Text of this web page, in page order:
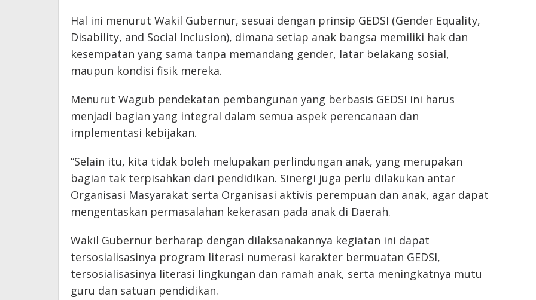
Hal ini menurut Wakil Gubernur, sesuai dengan prinsip GEDSI (Gender Equality,
Disability, and Social Inclusion), dimana setiap anak bangsa memiliki hak dan
kesempatan yang sama tanpa memandang gender, latar belakang sosial,
maupun kondisi fisik mereka.
Menurut Wagub pendekatan pembangunan yang berbasis GEDSI ini harus
menjadi bagian yang integral dalam semua aspek perencanaan dan
implementasi kebijakan.
“Selain itu, kita tidak boleh melupakan perlindungan anak, yang merupakan
bagian tak terpisahkan dari pendidikan. Sinergi juga perlu dilakukan antar
Organisasi Masyarakat serta Organisasi aktivis perempuan dan anak, agar dapat
mengentaskan permasalahan kekerasan pada anak di Daerah.
Wakil Gubernur berharap dengan dilaksanakannya kegiatan ini dapat
tersosialisasinya program literasi numerasi karakter bermuatan GEDSI,
tersosialisasinya literasi lingkungan dan ramah anak, serta meningkatnya mutu
guru dan satuan pendidikan.